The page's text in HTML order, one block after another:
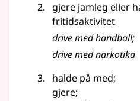
gjere jamleg eller
fritidsaktivitet
drive med handball;
drive med narkotika
halde på med;
gjere;